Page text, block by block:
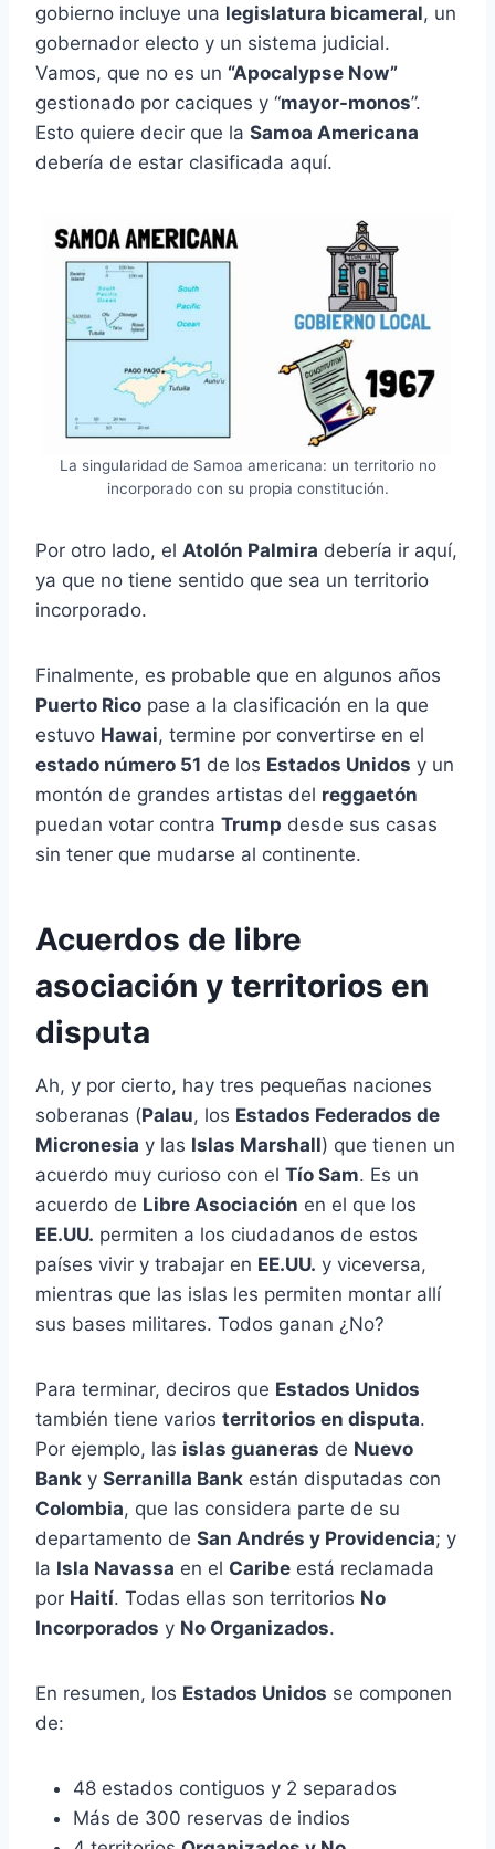
gobierno incluye una legislatura bicameral, un
gobernador electo y un sistema judicial.
Vamos, que no es un “Apocalypse Now”
gestionado por caciques y “mayor-monos”.
Esto quiere decir que la Samoa Americana
debería de estar clasificada aquí.
La singularidad de Samoa americana: un territorio no
incorporado con su propia constitución.
Por otro lado, el Atolón Palmira debería ir aquí,
ya que no tiene sentido que sea un territorio
incorporado.
Finalmente, es probable que en algunos años
Puerto Rico pase a la clasificación en la que
estuvo Hawai, termine por convertirse en el
estado número 51 de los Estados Unidos y un
montón de grandes artistas del reggaetón
puedan votar contra Trump desde sus casas
sin tener que mudarse al continente.
Acuerdos de libre
asociación y territorios en
disputa
Ah, y por cierto, hay tres pequeñas naciones
soberanas (Palau, los Estados Federados de
Micronesia y las Islas Marshall) que tienen un
acuerdo muy curioso con el Tío Sam. Es un
acuerdo de Libre Asociación en el que los
EE.UU. permiten a los ciudadanos de estos
países vivir y trabajar en EE.UU. y viceversa,
mientras que las islas les permiten montar allí
sus bases militares. Todos ganan ¿No?
Para terminar, deciros que Estados Unidos
también tiene varios territorios en disputa.
Por ejemplo, las islas guaneras de Nuevo
Bank y Serranilla Bank están disputadas con
Colombia, que las considera parte de su
departamento de San Andrés y Providencia; y
la Isla Navassa en el Caribe está reclamada
por Haití. Todas ellas son territorios No
Incorporados y No Organizados.
En resumen, los Estados Unidos se componen
de:
48 estados contiguos y 2 separados
Más de 300 reservas de indios